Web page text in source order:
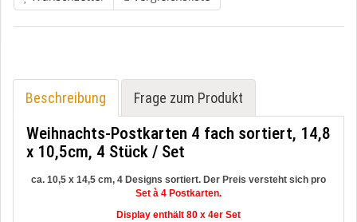
Beschreibung Frage zum Produkt
Weihnachts-Postkarten 4 fach sortiert, 14,8
x 10,5cm, 4 Stück / Set
ca. 10,5 x 14,5 cm, 4 Designs sortiert. Der Preis versteht sich pro
Set à 4 Postkarten.
Display enthält 80 x 4er Set